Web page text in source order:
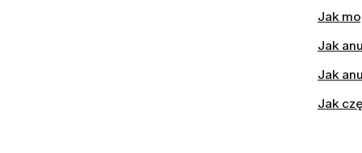
Jak
Jak
Jak
Jak